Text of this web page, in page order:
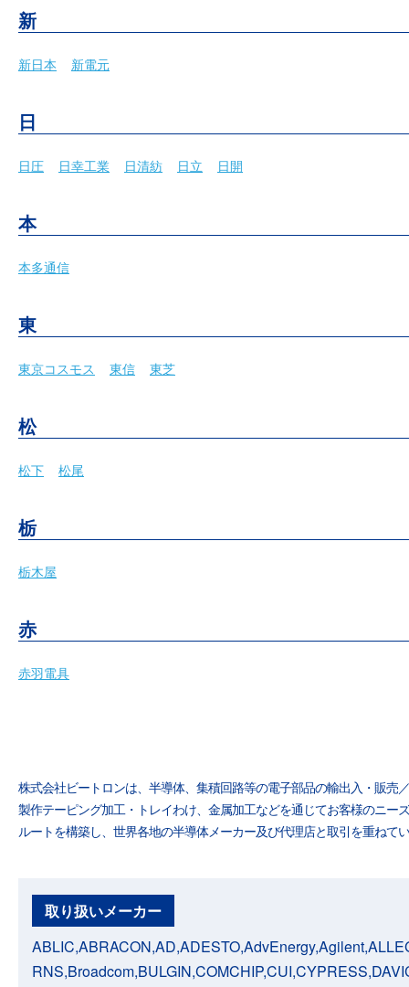
新
新日本 新電元
日
日圧 日幸工業 日清紡 日立 日開
本
本多通信
東
東京コスモス 東信 東芝
松
松下 松尾
栃
栃木屋
赤
赤羽電具
株式会社ビートロンは、半導体、集積回路等の電子部品の輸出入・販
製作テーピング加工・トレイわけ、金属加工などを通じてお客様のニ
ルートを構築し、世界各地の半導体メーカー及び代理店と取引を重ね
取り扱いメーカー